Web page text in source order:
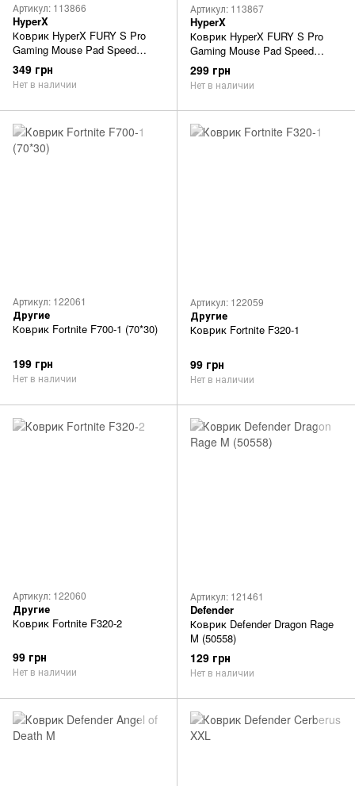
Артикул: 113866
HyperX
Коврик HyperX FURY S Pro
Gaming Mouse Pad Speed
Edition (medium)
349 грн
Нет в наличии
Артикул: 113867
HyperX
Коврик HyperX FURY S Pro
Gaming Mouse Pad Speed
Edition (small)
299 грн
Нет в наличии
Артикул: 122061
Другие
Коврик Fortnite F700-1 (70*30)
199 грн
Нет в наличии
Артикул: 122059
Другие
Коврик Fortnite F320-1
99 грн
Нет в наличии
Артикул: 122060
Другие
Коврик Fortnite F320-2
99 грн
Нет в наличии
Артикул: 121461
Defender
Коврик Defender Dragon Rage
M (50558)
129 грн
Нет в наличии